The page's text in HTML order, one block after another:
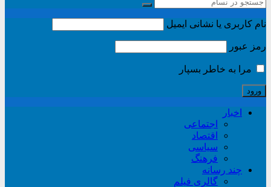
نام کاربری یا نشانی ایمیل
رمز عبور
مرا به خاطر بسپار
اخبار
اجتماعی
اقتصاد
سیاسی
فرهنگ
چند رسانه
گالری فیلم